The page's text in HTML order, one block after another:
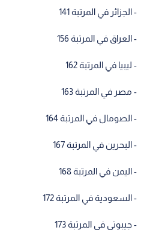
- الجزائر في المرتبة 141
- العراق في المرتبة 156
- ليبيا في المرتبة 162
- مصر في المرتبة 163
- الصومال في المرتبة 164
- البحرين في المرتبة 167
- اليمن في المرتبة 168
- السعودية في المرتبة 172
- جيبوتي في المرتبة 173